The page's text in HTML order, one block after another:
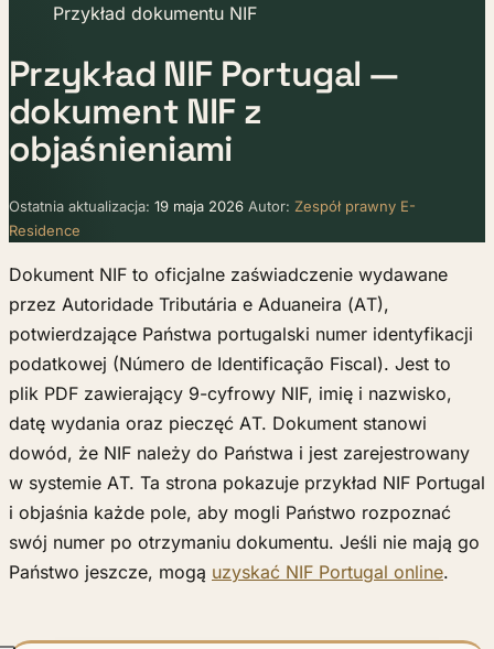
Przykład dokumentu NIF
Przykład NIF Portugal —
dokument NIF z
objaśnieniami
Ostatnia aktualizacja: 19 maja 2026 Autor: Zespół prawny E-
Residence
Dokument NIF to oficjalne zaświadczenie wydawane
przez Autoridade Tributária e Aduaneira (AT),
potwierdzające Państwa portugalski numer identyfikacji
podatkowej (Número de Identificação Fiscal). Jest to
plik PDF zawierający 9-cyfrowy NIF, imię i nazwisko,
datę wydania oraz pieczęć AT. Dokument stanowi
dowód, że NIF należy do Państwa i jest zarejestrowany
w systemie AT. Ta strona pokazuje przykład NIF Portugal
i objaśnia każde pole, aby mogli Państwo rozpoznać
swój numer po otrzymaniu dokumentu. Jeśli nie mają go
Państwo jeszcze, mogą uzyskać NIF Portugal online.